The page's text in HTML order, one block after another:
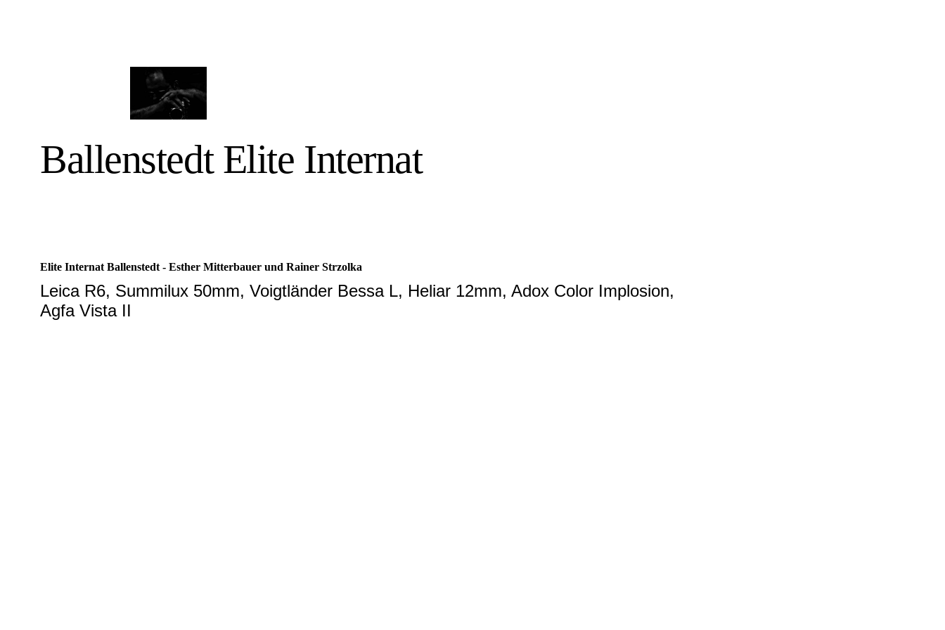
Ballenstedt Elite Internat
Elite Internat Ballenstedt - Esther Mitterbauer und Rainer Strzolka
Leica R6, Summilux 50mm, Voigtländer Bessa L, Heliar 12mm, Adox Color Implosion,
Agfa Vista II